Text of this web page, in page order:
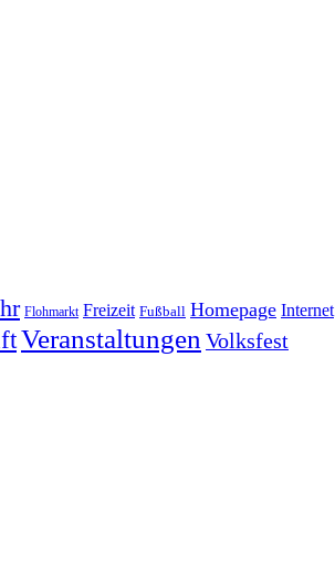
Flohmarkt Freizeit Fußball Homepage Internet
Veranstaltungen Volksfest